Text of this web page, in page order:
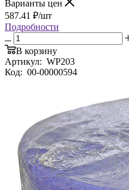
Варианты цен
587.41 ₽/шт
Подробности
В корзину
Артикул: WP203
Код: 00-00000594